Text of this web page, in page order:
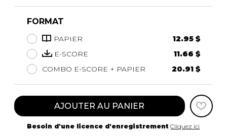
FORMAT
PAPIER
12.95 $
E-SCORE
11.66 $
COMBO E-SCORE + PAPIER
20.91 $
AJOUTER AU PANIER
Besoin d'une licence d'enregistrement Cliquez ici